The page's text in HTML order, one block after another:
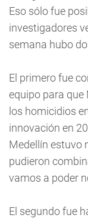
Eso sólo fue
investigadores
semana hubo
El primero fue
equipo para que
los homicidios
innovación en
Medellín estuvo
pudieron
vamos a poder
El segundo fue